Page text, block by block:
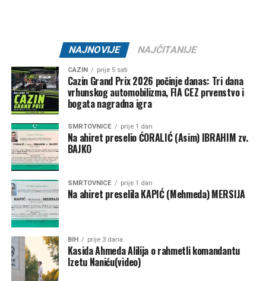
NK “Željezničar 73” –
MNK “Željo” –5.000 KM
Klub borilačkih sportova “Serhat” –1.500 KM
Ključ – 84.000 KM
NK “Ključ” –80.000 KM
Kanu-kajakaški klub “K4” –
FK “Bajer 99” Velagići –
NK “Omladinac” Sanica –1.000 KM
Bužim – 27.000 KM
NK “Vitez” – 10.000 KM
FK “Bratstvo-Veterani” –
NAJNOVIJE NAJČITANIJE
CAZIN prije 5 sati
Cazin Grand Prix 2026 počinje danas: Tri dana
vrhunskog automobilizma, FIA CEZ prvenstvo i
bogata nagradna igra
SMRTOVNICE prije 1 dan
Na ahiret preselio ĆORALIĆ (Asim) IBRAHIM zv.
BAJKO
SMRTOVNICE prije 1 dan
Na ahiret preselila KAPIĆ (Mehmeda) MERSIJA
BIH prije 3 dana
Kasida Ahmeda Alilija o rahmetli komandantu
Izetu Naniću(video)